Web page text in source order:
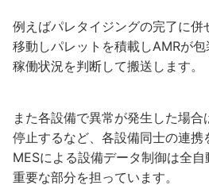
例えばパレタイジングの完了に併
移動しパレットを積載しAMRが
稼働状況を判断して搬送します。
また各設備で異常が発生した場
停止するなど、各設備同士の連
MESによる設備データ制御は全
重要な部分を担っています。